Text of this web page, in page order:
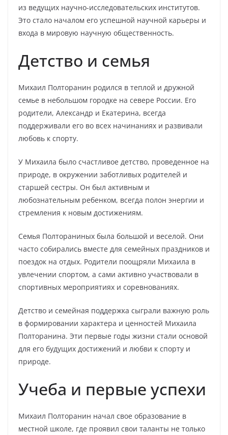
из ведущих научно-исследовательских институтов.
Это стало началом его успешной научной карьеры и
входа в мировую научную общественность.
Детство и семья
Михаил Полторанин родился в теплой и дружной
семье в небольшом городке на севере России. Его
родители, Александр и Екатерина, всегда
поддерживали его во всех начинаниях и развивали
любовь к спорту.
У Михаила было счастливое детство, проведенное на
природе, в окружении заботливых родителей и
старшей сестры. Он был активным и
любознательным ребенком, всегда полон энергии и
стремления к новым достижениям.
Семья Полтораниных была большой и веселой. Они
часто собирались вместе для семейных праздников и
поездок на отдых. Родители поощряли Михаила в
увлечении спортом, а сами активно участвовали в
спортивных мероприятиях и соревнованиях.
Детство и семейная поддержка сыграли важную роль
в формировании характера и ценностей Михаила
Полторанина. Эти первые годы жизни стали основой
для его будущих достижений и любви к спорту и
природе.
Учеба и первые успехи
Михаил Полторанин начал свое образование в
местной школе, где проявил свои таланты не только